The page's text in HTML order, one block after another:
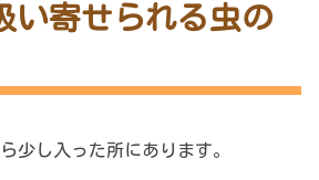
い寄せられる虫の
少し入った所にあります。